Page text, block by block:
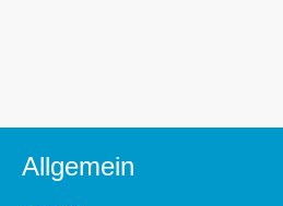
Allgemein